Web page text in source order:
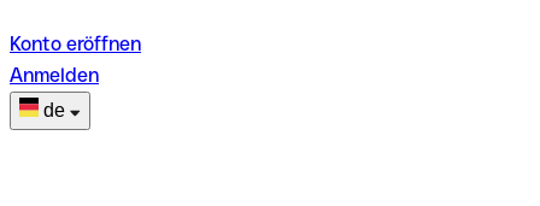
Konto eröffnen
Anmelden
de